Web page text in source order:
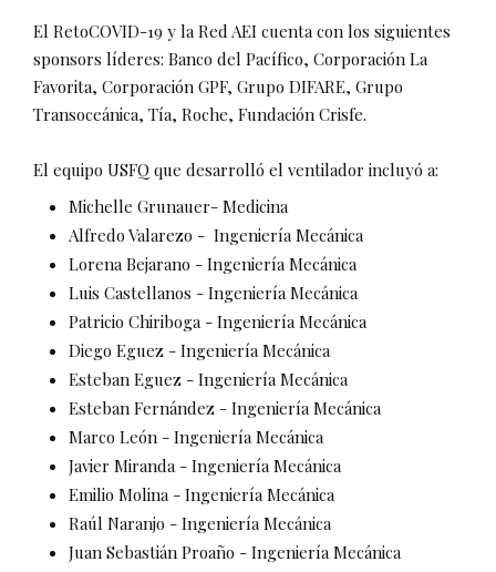
El RetoCOVID-19 y la Red AEI cuenta con los siguientes
sponsors líderes: Banco del Pacífico, Corporación La
Favorita, Corporación GPF, Grupo DIFARE, Grupo
Transoceánica, Tía, Roche, Fundación Crisfe.
El equipo USFQ que desarrolló el ventilador incluyó a:
Michelle Grunauer- Medicina
Alfredo Valarezo - Ingeniería Mecánica
Lorena Bejarano - Ingeniería Mecánica
Luis Castellanos - Ingeniería Mecánica
Patricio Chiriboga - Ingeniería Mecánica
Diego Eguez - Ingeniería Mecánica
Esteban Eguez - Ingeniería Mecánica
Esteban Fernández - Ingeniería Mecánica
Marco León - Ingeniería Mecánica
Javier Miranda - Ingeniería Mecánica
Emilio Molina - Ingeniería Mecánica
Raúl Naranjo - Ingeniería Mecánica
Juan Sebastián Proaño - Ingeniería Mecánica